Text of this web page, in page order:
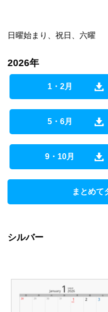
日曜始まり、祝日、六曜
2026年
1・2月
5・6月
9・10月
まとめて
シルバー